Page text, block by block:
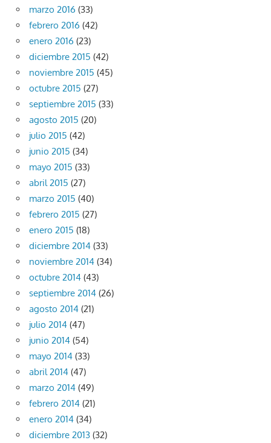
marzo 2016 (33)
febrero 2016 (42)
enero 2016 (23)
diciembre 2015 (42)
noviembre 2015 (45)
octubre 2015 (27)
septiembre 2015 (33)
agosto 2015 (20)
julio 2015 (42)
junio 2015 (34)
mayo 2015 (33)
abril 2015 (27)
marzo 2015 (40)
febrero 2015 (27)
enero 2015 (18)
diciembre 2014 (33)
noviembre 2014 (34)
octubre 2014 (43)
septiembre 2014 (26)
agosto 2014 (21)
julio 2014 (47)
junio 2014 (54)
mayo 2014 (33)
abril 2014 (47)
marzo 2014 (49)
febrero 2014 (21)
enero 2014 (34)
diciembre 2013 (32)